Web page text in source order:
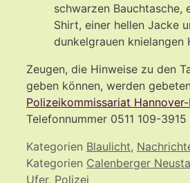
schwarzen Bauchtasche,
Shirt, einer hellen Jacke
dunkelgrauen knielangen
Zeugen, die Hinweise zu den
geben können, werden
Polizeikommissariat
Telefonnummer 0511 109-
Kategorien Blaulicht,
Kategorien Calenberger
Ufer, Polizei